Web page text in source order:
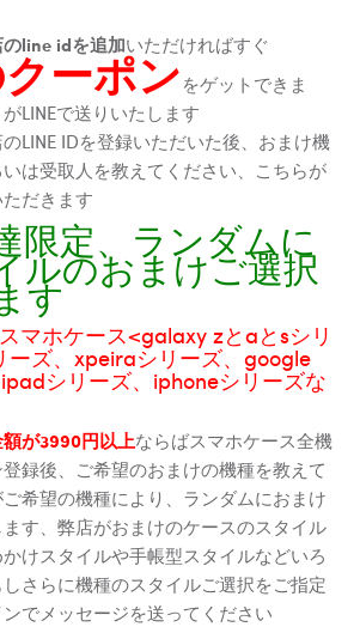
line idを追加いただければすぐ
ーポンをゲットできま
LINEで送りいたします
LINE IDを登録いただいた後、おまけ機
は受取人を教えてください、こちらが
だきます
限定、ランダムに
ルのおまけご選択
す
マホケース<galaxy zとaとsシリ
ーズ、xpeiraシリーズ、google
シリーズ、iphoneシリーズな
が3990円以上ならばスマホケース全機
録後、ご希望のおまけの機種を教えて
希望の機種により、ランダムにおまけ
す、弊店がおまけのケースのスタイル
けスタイルや手帳型スタイルなどいろ
さらに機種のスタイルご選択をご指定
でメッセージを送ってください